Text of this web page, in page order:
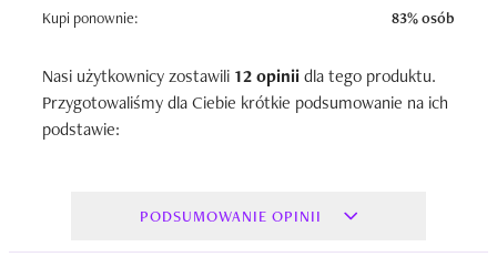
Kupi ponownie:
83% osób
Nasi użytkownicy zostawili 12 opiniidla tego produktu.
Przygotowaliśmy dla Ciebie krótkie podsumowanie na ich
podstawie:
PODSUMOWANIE OPINII